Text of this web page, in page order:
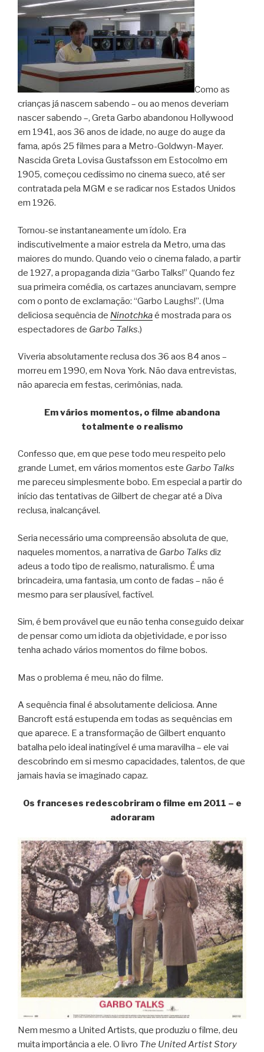
Como as
crianças já nascem sabendo – ou ao menos deveriam
nascer sabendo –, Greta Garbo abandonou Hollywood
em 1941, aos 36 anos de idade, no auge do auge da
fama, após 25 filmes para a Metro-Goldwyn-Mayer.
Nascida Greta Lovisa Gustafsson em Estocolmo em
1905, começou cedíssimo no cinema sueco, até ser
contratada pela MGM e se radicar nos Estados Unidos
em 1926.
Tornou-se instantaneamente um ídolo. Era
indiscutivelmente a maior estrela da Metro, uma das
maiores do mundo. Quando veio o cinema falado, a partir
de 1927, a propaganda dizia “Garbo Talks!” Quando fez
sua primeira comédia, os cartazes anunciavam, sempre
com o ponto de exclamação: “Garbo Laughs!”. (Uma
deliciosa sequência de Ninotchkaé mostrada para os
espectadores de Garbo Talks.)
Viveria absolutamente reclusa dos 36 aos 84 anos –
morreu em 1990, em Nova York. Não dava entrevistas,
não aparecia em festas, cerimônias, nada.
Em vários momentos, o filme abandona
totalmente o realismo
Confesso que, em que pese todo meu respeito pelo
grande Lumet, em vários momentos este Garbo Talks
me pareceu simplesmente bobo. Em especial a partir do
início das tentativas de Gilbert de chegar até a Diva
reclusa, inalcançável.
Seria necessário uma compreensão absoluta de que,
naqueles momentos, a narrativa de Garbo Talks diz
adeus a todo tipo de realismo, naturalismo. É uma
brincadeira, uma fantasia, um conto de fadas – não é
mesmo para ser plausível, factível.
Sim, é bem provável que eu não tenha conseguido deixar
de pensar como um idiota da objetividade, e por isso
tenha achado vários momentos do filme bobos.
Mas o problema é meu, não do filme.
A sequência final é absolutamente deliciosa. Anne
Bancroft está estupenda em todas as sequências em
que aparece. E a transformação de Gilbert enquanto
batalha pelo ideal inatingível é uma maravilha – ele vai
descobrindo em si mesmo capacidades, talentos, de que
jamais havia se imaginado capaz.
Os franceses redescobriram o filme em 2011 – e
adoraram
Nem mesmo a United Artists, que produziu o filme, deu
muita importância a ele. O livro The United Artist Story